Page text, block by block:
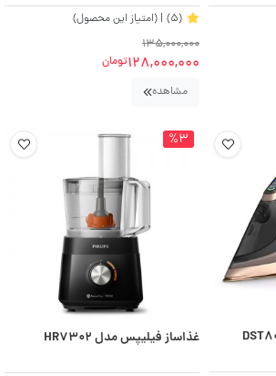
(5)
| (امتیاز این محصول)
135,000,000
128,000,000تومان
مشاهده
%3
غذاساز فیلیپس مدل HR7302